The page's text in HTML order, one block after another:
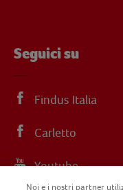
Seguici su
Findus Italia
Carletto
Youtube
Noi e i nostri partner